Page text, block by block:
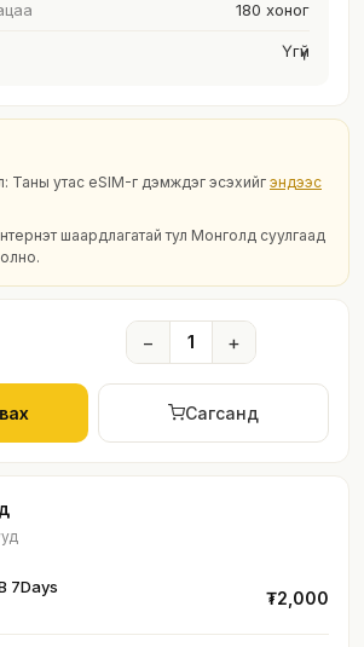
180 хоног
Үгүй
Таны утас eSIM-г дэмждэг эсэхийг эндээс
шаардлагатай тул Монголд суулгаад
− 1 +
Сагсанд
7Days
₮2,000